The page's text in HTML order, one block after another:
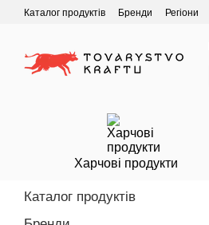
Перейти до основного контенту
Каталог продуктів Бренди Регіони
Харчові продукти
Каталог продуктів